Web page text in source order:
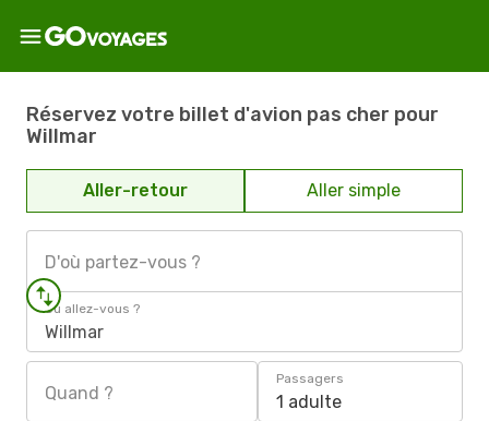
Réservez votre billet d'avion pas cher pour
Willmar
Aller-retour Aller simple
D'où partez-vous ?
Où allez-vous ?
Willmar
Quand ?
Passagers
1 adulte